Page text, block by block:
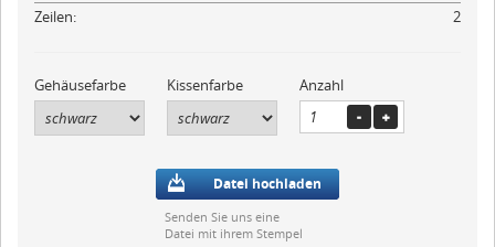
Zeilen:
2
Gehäusefarbe Kissenfarbe Anzahl
Datei hochladen
Senden Sie uns eine
Datei mit ihrem Stempel